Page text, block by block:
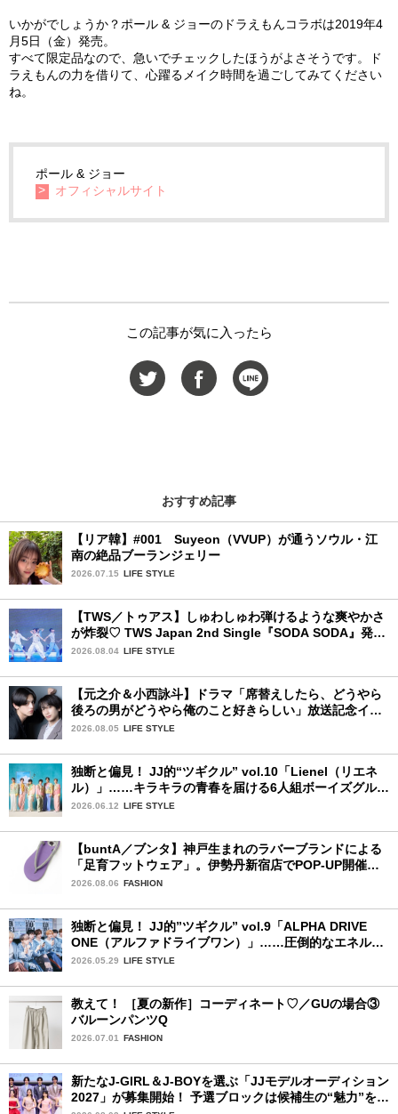
いかがでしょうか？ポール & ジョーのドラえもんコラボは2019年4
月5日（金）発売。
すべて限定品なので、急いでチェックしたほうがよさそうです。ド
ラえもんの力を借りて、心躍るメイク時間を過ごしてみてください
ね。
ポール & ジョー
オフィシャルサイト
この記事が気に入ったら
おすすめ記事
【リア韓】#001 Suyeon（VVUP）が通うソウル・江
南の絶品ブーランジェリー
2026.07.15 LIFE STYLE
【TWS／トゥアス】しゅわしゅわ弾けるような爽やかさ
が炸裂♡ TWS Japan 2nd Single『SODA SODA』発売
記念SPECIAL SHOWCASEを詳細レポ
2026.08.04 LIFE STYLE
【元之介＆小西詠斗】ドラマ「席替えしたら、どうやら
後ろの男がどうやら俺のこと好きらしい」放送記念イン
タビュー♡ 「自然と詠斗くんが可愛く見えたんです」
2026.08.05 LIFE STYLE
独断と偏見！ JJ的“ツギクル” vol.10「Lienel（リエネ
ル）」……キラキラの青春を届ける6人組ボーイズグルー
プ
2026.06.12 LIFE STYLE
【buntA／ブンタ】神戸生まれのラバーブランドによる
「足育フットウェア」。伊勢丹新宿店でPOP-UP開催
中！
2026.08.06 FASHION
独断と偏見！ JJ的”ツギクル” vol.9「ALPHA DRIVE
ONE（アルファドライブワン）」……圧倒的なエネルギ
ーで時代を駆け抜ける新世代
2026.05.29 LIFE STYLE
教えて！ ［夏の新作］コーディネート♡／GUの場合③
バルーンパンツQ
2026.07.01 FASHION
新たなJ-GIRL＆J-BOYを選ぶ「JJモデルオーディション
2027」が募集開始！ 予選ブロックは候補生の“魅力”を重